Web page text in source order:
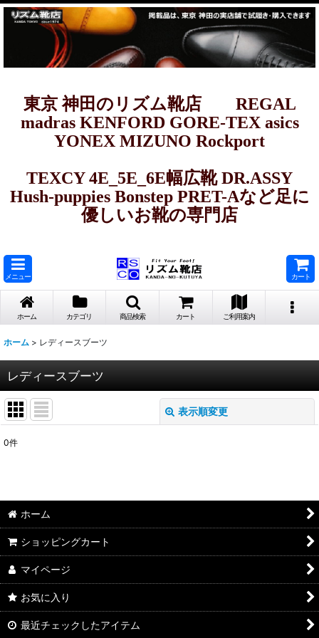
東京 神田のリズム靴店 REGAL
madras KENFORD GORE-TEX asics
YONEX MIZUNO Rockport
TEXCY 4E_5E_6E幅広靴 DR.ASSY
Hush-puppies Bonstep PRET-Aなど足に
優しいお靴の専門店
メニュー カート
ホーム カテゴリ 商品検索 カート ご利用案内
ホーム > レディースブーツ
レディースブーツ
表示順変更
絞り込む
0件
ホーム
ショッピングカート
マイページ
お気に入り
最近チェックしたアイテム